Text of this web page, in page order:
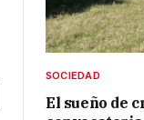
SOCIEDAD
El sueño de